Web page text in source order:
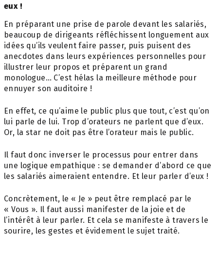
eux !
En préparant une prise de parole devant les salariés,
beaucoup de dirigeants réfléchissent longuement aux
idées qu’ils veulent faire passer, puis puisent des
anecdotes dans leurs expériences personnelles pour
illustrer leur propos et préparent un grand
monologue… C’est hélas la meilleure méthode pour
ennuyer son auditoire !
En effet, ce qu’aime le public plus que tout, c’est qu’on
lui parle de lui. Trop d’orateurs ne parlent que d’eux.
Or, la star ne doit pas être l’orateur mais le public.
Il faut donc inverser le processus pour entrer dans
une logique empathique : se demander d’abord ce que
les salariés aimeraient entendre. Et leur parler d’eux !
Concrètement, le « Je » peut être remplacé par le
« Vous ». Il faut aussi manifester de la joie et de
l’intérêt à leur parler. Et cela se manifeste à travers le
sourire, les gestes et évidement le sujet traité.